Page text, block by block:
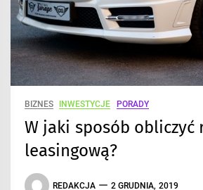
BIZNES INWESTYCJE PORADY
W jaki sposób obliczyć
leasingową?
REDAKCJA 2 GRUDNIA, 2019